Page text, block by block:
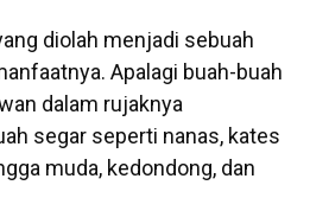
diolah menjadi sebuah
Apalagi buah-buah
dalam rujaknya
segar seperti nanas, kates
muda, kedondong, dan